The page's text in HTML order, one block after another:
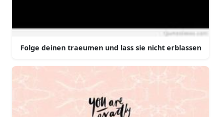
Folge deinen traeumen und lass sie nicht erblassen